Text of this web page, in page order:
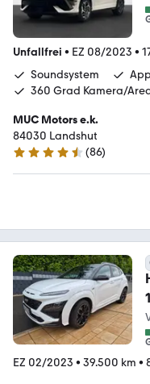
Unfallfrei • EZ 08/2023 •
Soundsystem
360 Grad Kamera/
MUC Motors e.k.
84030 Landshut
4.7 Sterne
(86)
EZ 02/2023 • 39.500 km •